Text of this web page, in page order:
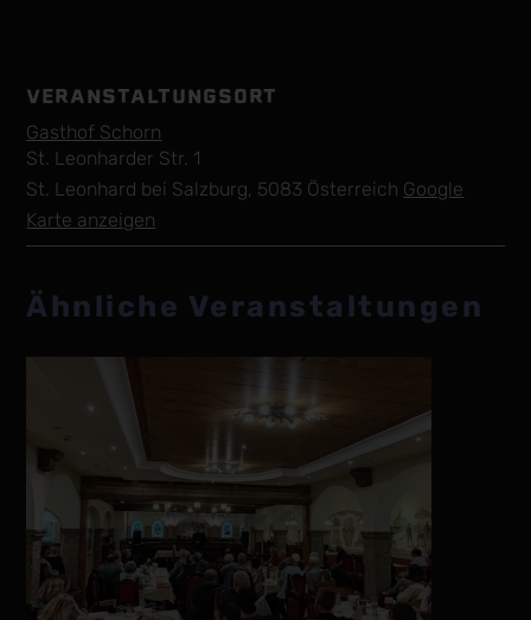
VERANSTALTUNGSORT
Gasthof Schorn
St. Leonharder Str. 1
St. Leonhard bei Salzburg, 5083 Österreich Google
Karte anzeigen
Ähnliche Veranstaltungen